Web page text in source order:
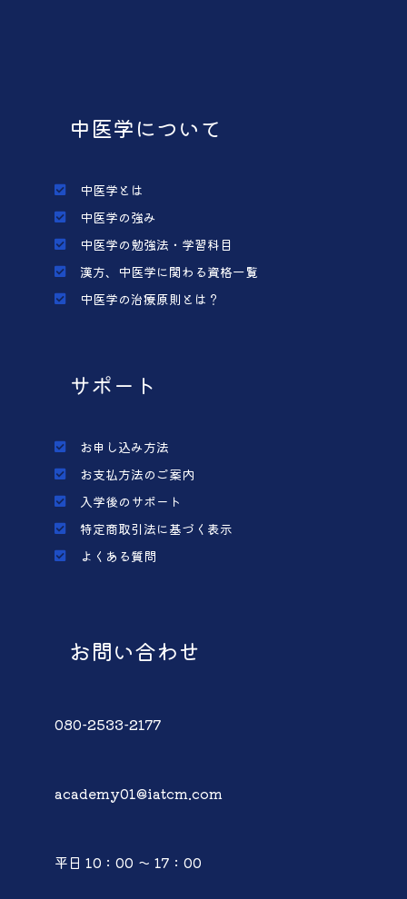
中医学について
中医学とは
中医学の強み
中医学の勉強法・学習科目
漢方、中医学に関わる資格一覧
中医学の治療原則とは？
サポート
お申し込み方法
お支払方法のご案内
入学後のサポート
特定商取引法に基づく表示
よくある質問
お問い合わせ
080-2533-2177
academy01@iatcm.com
平日 10：00 ～ 17：00